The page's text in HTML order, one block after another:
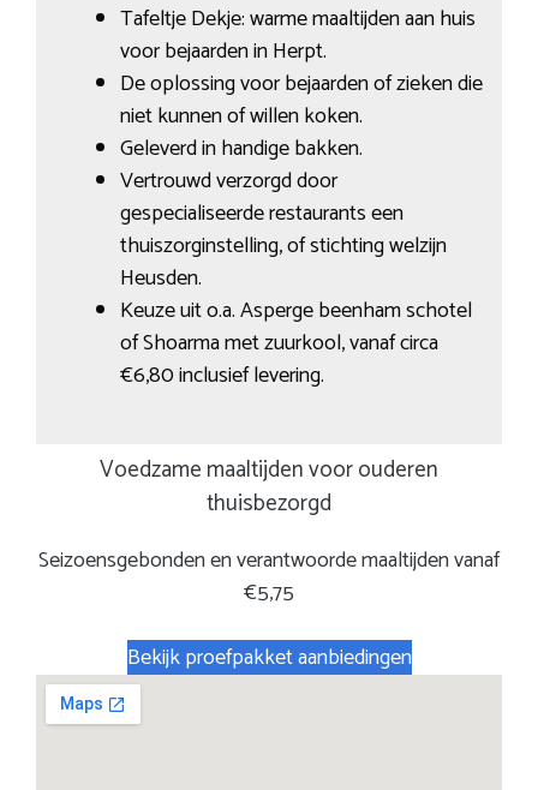
Tafeltje Dekje: warme maaltijden aan huis
voor bejaarden in Herpt.
De oplossing voor bejaarden of zieken die
niet kunnen of willen koken.
Geleverd in handige bakken.
Vertrouwd verzorgd door
gespecialiseerde restaurants een
thuiszorginstelling, of stichting welzijn
Heusden.
Keuze uit o.a. Asperge beenham schotel
of Shoarma met zuurkool, vanaf circa
€6,80 inclusief levering.
Voedzame maaltijden voor ouderen
thuisbezorgd
Seizoensgebonden en verantwoorde maaltijden vanaf
€5,75
Bekijk proefpakket aanbiedingen